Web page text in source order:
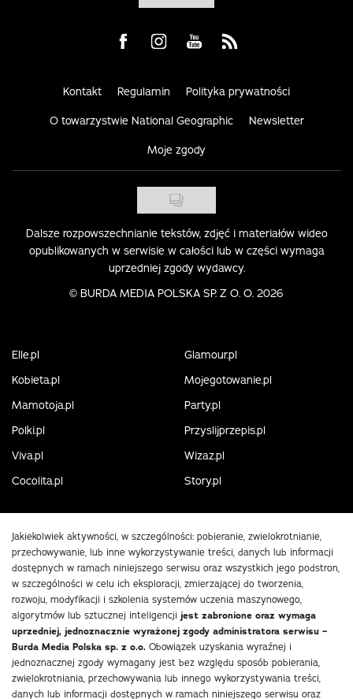
Visit us on Facebook
Visit us on Instagram
Visit us on Youtube
Visit us on Rss
Kontakt Regulamin Polityka prywatności
O towarzystwie National Geographic Newsletter
Moje zgody
Dalsze rozpowszechnianie tekstów, zdjęć i materiałów wideo
opublikowanych w serwisie w całości lub w części wymaga
uprzedniej zgody wydawcy.
© BURDA MEDIA POLSKA SP. Z O. O. 2026
Elle.pl
Glamour.pl
Kobieta.pl
Mojegotowanie.pl
Mamotoja.pl
Party.pl
Polki.pl
Przyslijprzepis.pl
Viva.pl
Wizaz.pl
Cocolita.pl
Story.pl
Jakiekolwiek aktywności, w szczególności: pobieranie, zwielokrotnianie,
przechowywanie, lub inne wykorzystywanie treści, danych lub informacji
dostępnych w ramach niniejszego serwisu oraz wszystkich jego podstron,
w szczególności w celu ich eksploracji, zmierzającej do tworzenia,
rozwoju, modyfikacji i szkolenia systemów uczenia maszynowego,
algorytmów lub sztucznej inteligencji jest zabronione oraz wymaga
uprzedniej, jednoznacznie wyrażonej zgody administratora serwisu –
Burda Media Polska sp. z o.o. Obowiązek uzyskania wyraźnej i
jednoznacznej zgody wymagany jest bez względu sposób pobierania,
zwielokrotniania, przechowywania lub innego wykorzystywania treści,
danych lub informacji dostępnych w ramach niniejszego serwisu oraz